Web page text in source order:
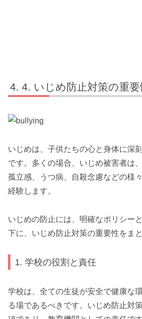
4. いじめ防止対策の重要
いじめは、子供たちの心と身体に深
です。多くの場合、いじめ被害者は
孤立感、うつ病、自殺念慮などの様
経験します。
いじめの防止には、明確なポリシー
下に、いじめ防止対策の重要性をまと
1. 学校の役割と責任
学校は、全ての生徒が安全で健康な
る場であるべきです。いじめ防止対